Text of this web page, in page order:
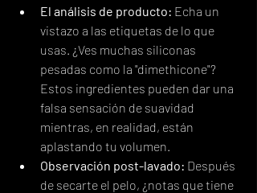
El análisis de producto: Echa un
vistazo a las etiquetas de lo que
usas. ¿Ves muchas siliconas
pesadas como la "dimethicone"?
Estos ingredientes pueden dar una
falsa sensación de suavidad
mientras, en realidad, están
aplastando tu volumen.
Observación post-lavado: Después
de secarte el pelo, ¿notas que tiene